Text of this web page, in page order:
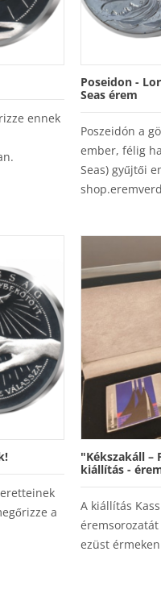
ennek
Poseidon -
Seas érem
Poszeidón a
ember, félig
Seas) gyűjtői
a
"Kékszakáll –
kiállítás -
A kiállítás
ezüst